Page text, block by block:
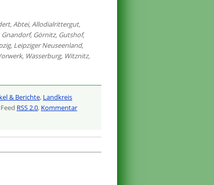
,Abtei,Allodialrittergut,
Gnandorf, Görnitz, Gutshof,
, Leipziger Neuseenland,
, Wasserburg, Witznitz,
& Berichte, Landkreis
RSS 2.0, Kommentar